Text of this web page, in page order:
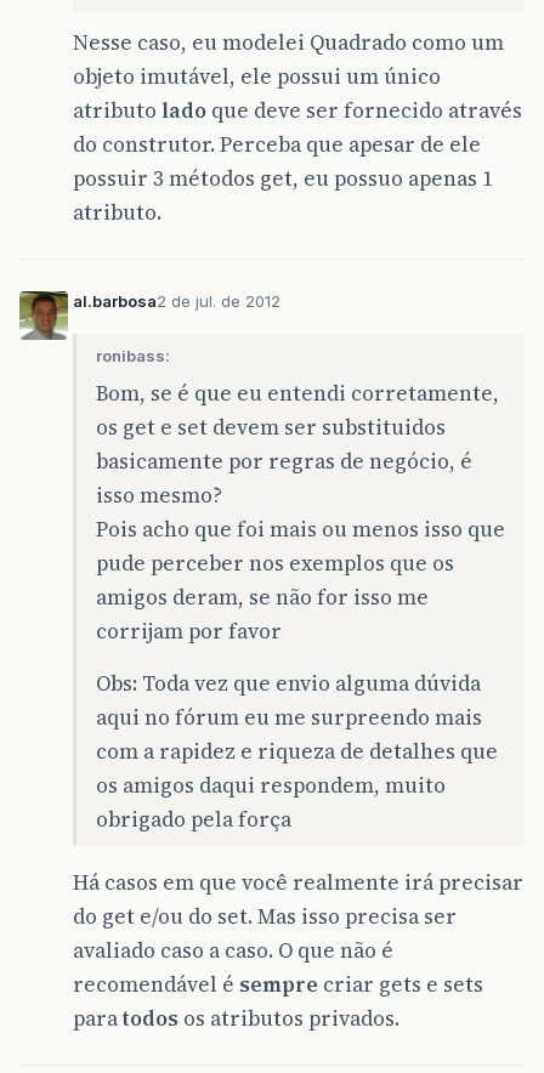
Nesse caso, eu modelei Quadrado como um
objeto imutável, ele possui um único
atributo lado que deve ser fornecido através
do construtor. Perceba que apesar de ele
possuir 3 métodos get, eu possuo apenas 1
atributo.
al.barbosa2 de jul. de 2012
ronibass:
Bom, se é que eu entendi corretamente,
os get e set devem ser substituidos
basicamente por regras de negócio, é
isso mesmo?
Pois acho que foi mais ou menos isso que
pude perceber nos exemplos que os
amigos deram, se não for isso me
corrijam por favor
Obs: Toda vez que envio alguma dúvida
aqui no fórum eu me surpreendo mais
com a rapidez e riqueza de detalhes que
os amigos daqui respondem, muito
obrigado pela força
Há casos em que você realmente irá precisar
do get e/ou do set. Mas isso precisa ser
avaliado caso a caso. O que não é
recomendável é sempre criar gets e sets
paratodos os atributos privados.